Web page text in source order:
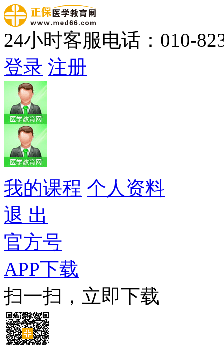
24小时客服电话：010-
登录 注册
我的课程 个人资料
退 出
官方号
APP下载
扫一扫，立即下载